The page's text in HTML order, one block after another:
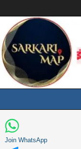
Join WhatsApp